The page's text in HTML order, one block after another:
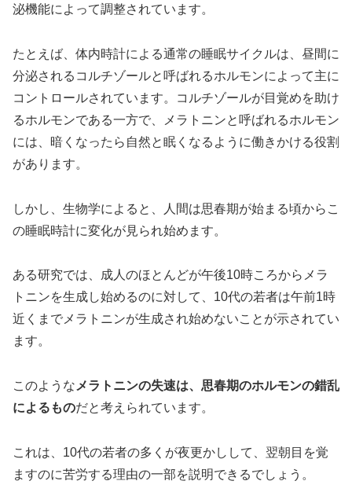
泌機能によって調整されています。
たとえば、体内時計による通常の睡眠サイクルは、昼間に
分泌されるコルチゾールと呼ばれるホルモンによって主に
コントロールされています。コルチゾールが目覚めを助け
るホルモンである一方で、メラトニンと呼ばれるホルモン
には、暗くなったら自然と眠くなるように働きかける役割
があります。
しかし、生物学によると、人間は思春期が始まる頃からこ
の睡眠時計に変化が見られ始めます。
ある研究では、成人のほとんどが午後10時ころからメラ
トニンを生成し始めるのに対して、10代の若者は午前1時
近くまでメラトニンが生成され始めないことが示されてい
ます。
このような メラトニンの失速は、思春期のホルモンの錯乱
によるものだと考えられています。
これは、10代の若者の多くが夜更かしして、翌朝目を覚
ますのに苦労する理由の一部を説明できるでしょう。